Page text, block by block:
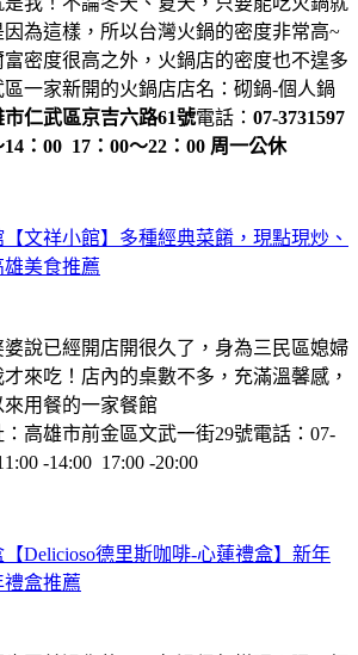
為這樣，所以台灣火鍋的密度非常高~
密度很高之外，火鍋店的密度也不遑多
一家新開的火鍋店店名：砌鍋-個人鍋
市仁武區京吉六路61號電話： 07-3731597
14：00 17：00～22：00 周一公休
文祥小館】多種經典菜餚，現點現炒、
美食推薦
說已經開店開很久了，身為三民區媳婦
來吃！店內的桌數不多，充滿溫馨感，
用餐的一家餐館
高雄市前金區文武一街29號電話：07-
-14:00 17:00 -20:00
Delicioso德里斯咖啡-心蓮禮盒】新年
盒推薦